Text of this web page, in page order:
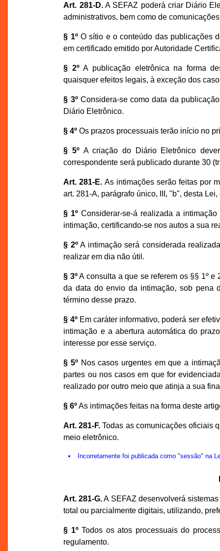
Art. 281-D.A SEFAZ poderá criar Diário
administrativos, bem como de
§ 1ºO sítio e o conteúdo das publicações
em certificado emitido por Autoridade
§ 2ºA publicação eletrônica na forma
quaisquer efeitos legais, à exceção dos
§ 3ºConsidera-se como data da
Diário Eletrônico.
§ 4º Os prazos processuais terão início no
§ 5º A criação do Diário Eletrônico
correspondente será publicado durante 30
Art. 281-E. As intimações serão feitas por
art. 281-A, parágrafo único, III, "b", desta
§ 1º Considerar-se-á realizada a
intimação, certificando-se nos autos a sua
§ 2ºA intimação será considerada
realizar em dia não útil.
§ 3ºA consulta a que se referem os §§ 1º e
da data do envio da intimação, sob pena
término desse prazo.
§ 4ºEm caráter informativo, poderá ser
intimação e a abertura automática do
interesse por esse serviço.
§ 5º Nos casos urgentes em que a
partes ou nos casos em que for
realizado por outro meio que atinja a sua
§ 6ºAs intimações feitas na forma deste
Art. 281-F. Todas as comunicações oficiais
meio eletrônico.
Incorretamente foi publicada como "sessão" na
Art. 281-G.A SEFAZ desenvolverá
total ou parcialmente digitais, utilizando,
§ 1ºTodos os atos processuais do
regulamento.